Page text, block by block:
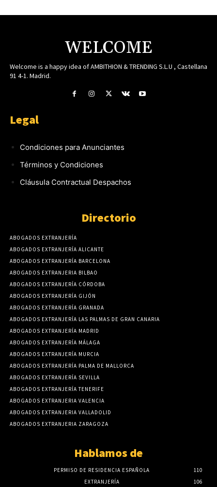
WELCOME
Welcome is a happy idea of AMBITHION & TRENDING S.L.U , Castellana
91 4-1. Madrid.
Legal
Condiciones para Anunciantes
Términos y Condiciones
Cláusula Contractual Despachos
Directorio
ABOGADOS EXTRANJERÍA
ABOGADOS EXTRANJERÍA ALICANTE
ABOGADOS EXTRANJERÍA BARCELONA
ABOGADOS EXTRANJERIA BILBAO
ABOGADOS EXTRANJERÍA CÓRDOBA
ABOGADOS EXTRANJERÍA GIJÓN
ABOGADOS EXTRANJERÍA GRANADA
ABOGADOS EXTRANJERÍA LAS PALMAS DE GRAN CANARIA
ABOGADOS EXTRANJERÍA MADRID
ABOGADOS EXTRANJERÍA MÁLAGA
ABOGADOS EXTRANJERÍA MURCIA
ABOGADOS EXTRANJERÍA PALMA DE MALLORCA
ABOGADOS EXTRANJERÍA SEVILLA
ABOGADOS EXTRANJERÍA TENERIFE
ABOGADOS EXTRANJERIA VALENCIA
ABOGADOS EXTRANJERIA VALLADOLID
ABOGADOS EXTRANJERIA ZARAGOZA
Hablamos de
PERMISO DE RESIDENCIA ESPAÑOLA
110
EXTRANJERÍA
106